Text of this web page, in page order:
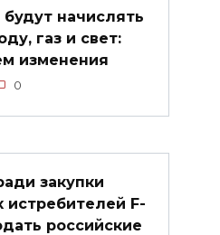
будут начислять
газ и свет:
изменения
0
закупки
истребителей F-
российские